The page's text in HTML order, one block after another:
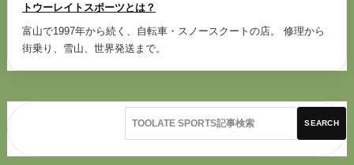
トウーレイトスポーツとは？
富山で1997年から続く、自転車・スノースクートの店。 修理から
街乗り、雪山、世界発送まで。
SEARCH